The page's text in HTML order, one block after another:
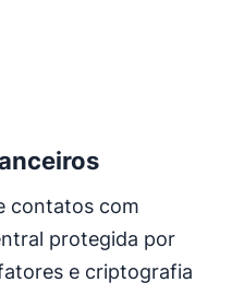
contatos com
protegida por
e criptografia